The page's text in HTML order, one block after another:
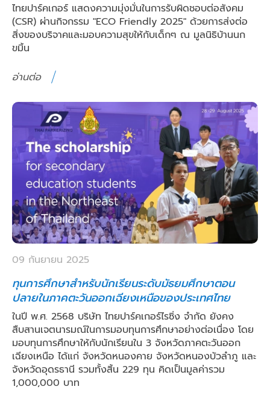
ไทยปาร์คเกอร์ แสดงความมุ่งมั่นในการรับผิดชอบต่อสังคม
(CSR) ผ่านกิจกรรม "ECO Friendly 2025" ด้วยการส่งต่อ
สิ่งของบริจาคและมอบความสุขให้กับเด็กๆ ณ มูลนิธิบ้านนก
ขมิ้น
อ่านต่อ
09 กันยายน 2025
ทุนการศึกษาสำหรับนักเรียนระดับมัธยมศึกษาตอน
ปลายในภาคตะวันออกเฉียงเหนือของประเทศไทย
ในปี พ.ศ. 2568 บริษัท ไทยปาร์คเกอร์ไรซิ่ง จำกัด ยังคง
สืบสานเจตนารมณ์ในการมอบทุนการศึกษาอย่างต่อเนื่อง โดย
มอบทุนการศึกษาให้กับนักเรียนใน 3 จังหวัดภาคตะวันออก
เฉียงเหนือ ได้แก่ จังหวัดหนองคาย จังหวัดหนองบัวลำภู และ
จังหวัดอุดรธานี รวมทั้งสิ้น 229 ทุน คิดเป็นมูลค่ารวม
1,000,000 บาท